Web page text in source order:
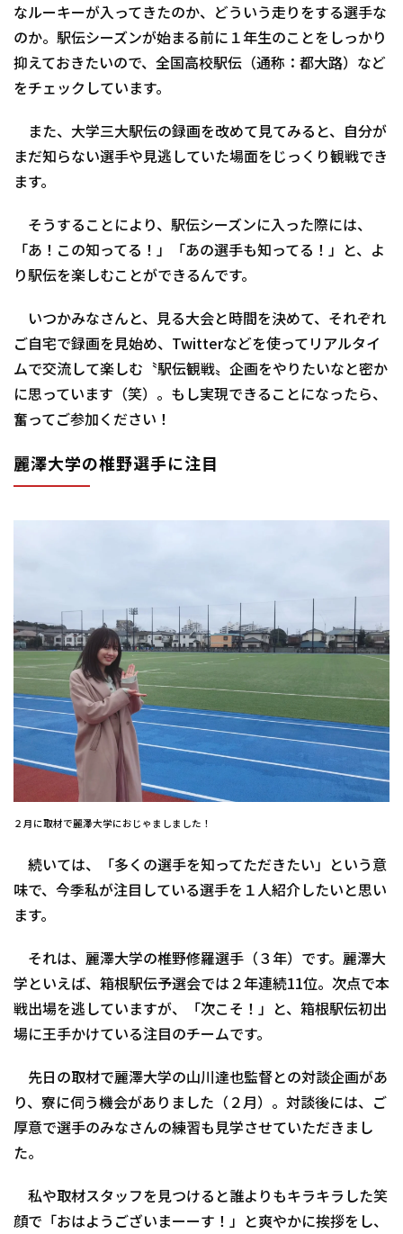
なルーキーが入ってきたのか、どういう走りをする選手な
のか。駅伝シーズンが始まる前に１年生のことをしっかり
抑えておきたいので、全国高校駅伝（通称：都大路）など
をチェックしています。
また、大学三大駅伝の録画を改めて見てみると、自分が
まだ知らない選手や見逃していた場面をじっくり観戦でき
ます。
そうすることにより、駅伝シーズンに入った際には、
「あ！この知ってる！」「あの選手も知ってる！」と、よ
り駅伝を楽しむことができるんです。
いつかみなさんと、見る大会と時間を決めて、それぞれ
ご自宅で録画を見始め、Twitterなどを使ってリアルタイ
ムで交流して楽しむ〝駅伝観戦〟企画をやりたいなと密か
に思っています（笑）。もし実現できることになったら、
奮ってご参加ください！
麗澤大学の椎野選手に注目
２月に取材で麗澤大学におじゃましました！
続いては、「多くの選手を知ってただきたい」という意
味で、今季私が注目している選手を１人紹介したいと思い
ます。
それは、麗澤大学の椎野修羅選手（３年）です。麗澤大
学といえば、箱根駅伝予選会では２年連続11位。次点で本
戦出場を逃していますが、「次こそ！」と、箱根駅伝初出
場に王手かけている注目のチームです。
先日の取材で麗澤大学の山川達也監督との対談企画があ
り、寮に伺う機会がありました（２月）。対談後には、ご
厚意で選手のみなさんの練習も見学させていただきまし
た。
私や取材スタッフを見つけると誰よりもキラキラした笑
顔で「おはようございまーーす！」と爽やかに挨拶をし、